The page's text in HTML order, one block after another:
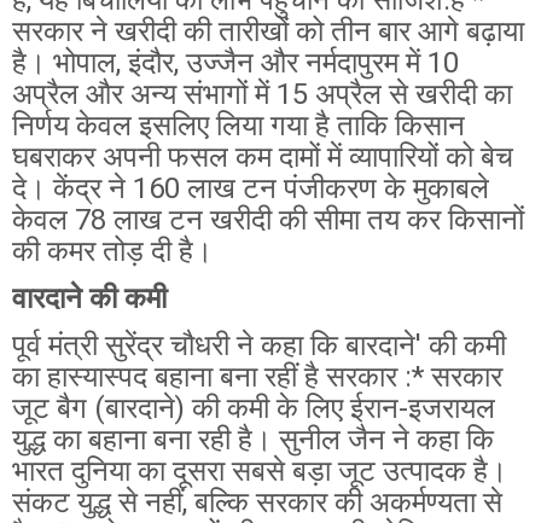
सरकार ने खरीदी की तारीखों को तीन बार आगे बढ़ाया
है। भोपाल, इंदौर, उज्जैन और नर्मदापुरम में 10
अप्रैल और अन्य संभागों में 15 अप्रैल से खरीदी का
निर्णय केवल इसलिए लिया गया है ताकि किसान
घबराकर अपनी फसल कम दामों में व्यापारियों को बेच
दे। केंद्र ने 160 लाख टन पंजीकरण के मुकाबले
केवल 78 लाख टन खरीदी की सीमा तय कर किसानों
की कमर तोड़ दी है।
वारदाने की कमी
पूर्व मंत्री सुरेंद्र चौधरी ने कहा कि बारदाने' की कमी
का हास्यास्पद बहाना बना रहीं है सरकार :* सरकार
जूट बैग (बारदाने) की कमी के लिए ईरान-इजरायल
युद्ध का बहाना बना रही है। सुनील जैन ने कहा कि
भारत दुनिया का दूसरा सबसे बड़ा जूट उत्पादक है।
संकट युद्ध से नहीं, बल्कि सरकार की अकर्मण्यता से